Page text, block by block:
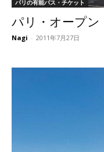
パリの有能パス・チケット
パリ・オープン
Nagi - 2011年7月27日